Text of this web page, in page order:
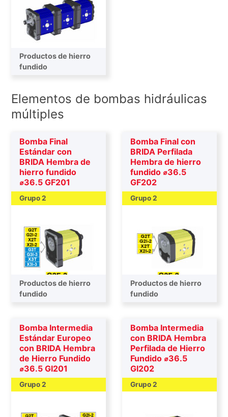
Productos de hierro
fundido
Elementos de bombas hidráulicas
múltiples
Bomba Final
Estándar con
BRIDA Hembra de
hierro fundido
⌀36.5 GF201
Grupo 2
Bombas finales
Productos de hierro
fundido
Bomba Final con
BRIDA Perfilada
Hembra de hierro
fundido ⌀36.5
GF202
Grupo 2
Bombas finales
Productos de hierro
fundido
Bomba Intermedia
Estándar Europeo
con BRIDA Hembra
de Hierro Fundido
⌀36.5 GI201
Grupo 2
Bomba Intermedia
con BRIDA Hembra
Perfilada de Hierro
Fundido ⌀36.5
GI202
Grupo 2